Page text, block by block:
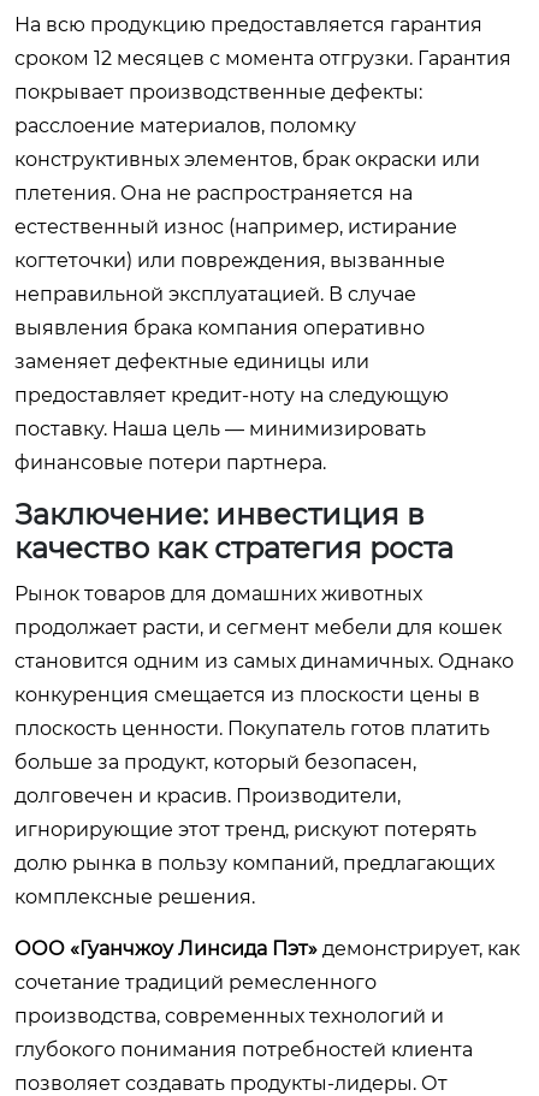
На всю продукцию предоставляется гарантия
сроком 12 месяцев с момента отгрузки. Гарантия
покрывает производственные дефекты:
расслоение материалов, поломку
конструктивных элементов, брак окраски или
плетения. Она не распространяется на
естественный износ (например, истирание
когтеточки) или повреждения, вызванные
неправильной эксплуатацией. В случае
выявления брака компания оперативно
заменяет дефектные единицы или
предоставляет кредит-ноту на следующую
поставку. Наша цель — минимизировать
финансовые потери партнера.
Заключение: инвестиция в
качество как стратегия роста
Рынок товаров для домашних животных
продолжает расти, и сегмент мебели для кошек
становится одним из самых динамичных. Однако
конкуренция смещается из плоскости цены в
плоскость ценности. Покупатель готов платить
больше за продукт, который безопасен,
долговечен и красив. Производители,
игнорирующие этот тренд, рискуют потерять
долю рынка в пользу компаний, предлагающих
комплексные решения.
ООО «Гуанчжоу Линсида Пэт» демонстрирует, как
сочетание традиций ремесленного
производства, современных технологий и
глубокого понимания потребностей клиента
позволяет создавать продукты-лидеры. От